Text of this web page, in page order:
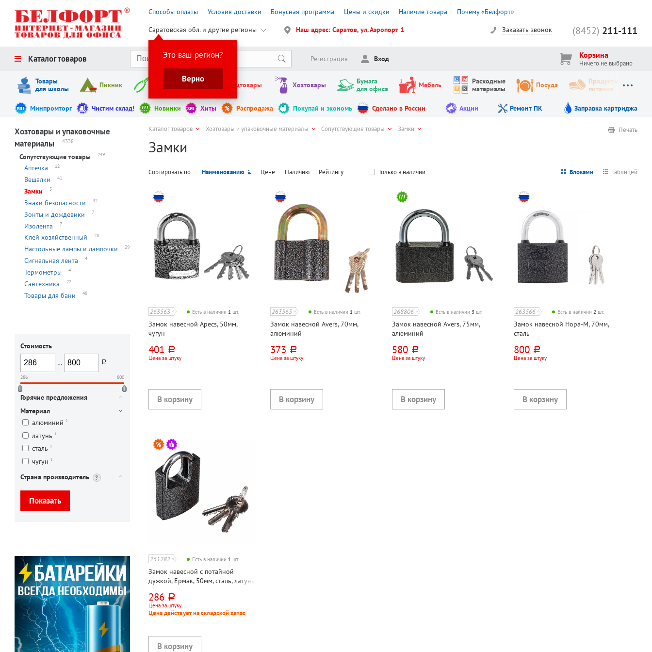
Способы оплаты Условия доставки Бонусная программа Цены и скидки Наличие товара Почему «Белфорт»
Саратовская обл. и другие регионы
Это ваш регион?
Верно
Наш адрес: Саратов, ул. Аэропорт 1 (8452) 211-111
Заказать звонок
Каталог товаров Регистрация Вход Корзина
Ничего не выбрано
Товары
для школы
Пикник Инструменты Канцтовары Хозтовары
Бумага
для офиса
Мебель
Расходные
материалы
Посуда
Продукты
питания
Минпромторг Чистим склад! Новинки Хиты Распродажа Покупай и экономь Сделано в России Акции Ремонт ПК Заправка картриджа
Хозтовары и упаковочные
материалы
4338
Сопутствующие товары 249
Аптечка 12
Вешалки 41
Замки 5
Знаки безопасности 32
Зонты и дождевики 7
Изолента 7
Клей хозяйственный 28
Настольные лампы и лампочки 39
Сигнальная лента 4
Термометры 4
Сантехника 22
Товары для бани 48
Стоимость
…
руб.
286 800
Горячие предложения
Материал
алюминий 2
латунь 1
сталь 2
чугун 1
Страна производитель
Каталог товаров Хозтовары и упаковочные материалы Сопутствующие товары Замки
Замки
Печать
Сортировать по: Наименованию Цене Наличию Рейтингу Только в наличии Блоками Таблицей
263563 Есть в наличии 1 шт.
Замок навесной Apecs, 50мм,
чугун
401 руб.
Цена за штуку
263565 Есть в наличии 1 шт.
Замок навесной Avers, 70мм,
алюминий
373 руб.
Цена за штуку
268806 Есть в наличии 3 шт.
Замок навесной Avers, 75мм,
алюминий
580 руб.
Цена за штуку
263566 Есть в наличии2 шт.
Замок навесной Нора-М, 70мм,
сталь
800 руб.
Цена за штуку
251282 Есть в наличии 1 шт.
Замок навесной с потайной
дужкой, Ермак, 50мм, сталь, латунь
286 руб.
Цена за штуку
Цена действует на складской запас